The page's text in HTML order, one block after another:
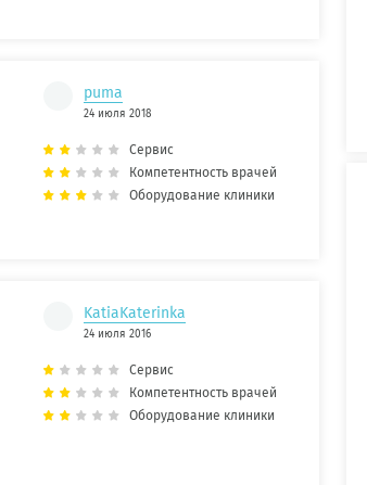
puma
24 июля 2018
Сервис
Компетентность врачей
Оборудование клиники
KatiaKaterinka
24 июля 2016
Сервис
Компетентность врачей
Оборудование клиники